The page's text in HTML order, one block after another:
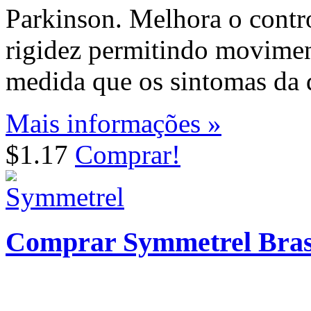
Parkinson. Melhora o
rigidez permitindo
medida que os sintomas da
Mais informações »
$1.17 Comprar!
Comprar Symmetrel